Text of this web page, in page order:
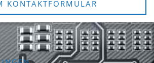
KONTAKTFORMULAR